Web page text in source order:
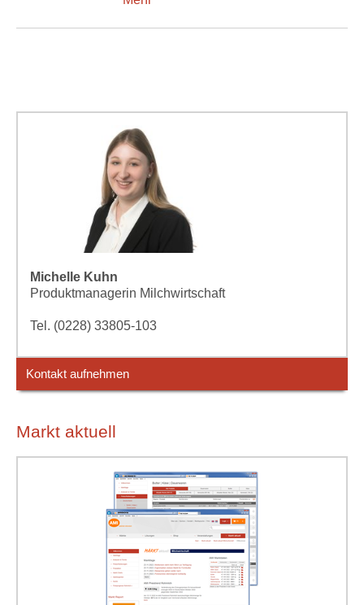
Michelle Kuhn
Produktmanagerin Milchwirtschaft
Tel. (0228) 33805-103
Kontakt aufnehmen
Markt aktuell